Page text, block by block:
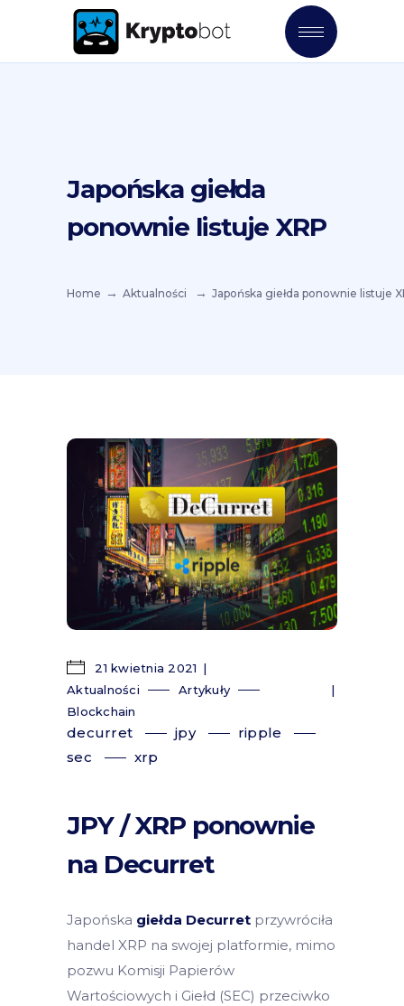
Japońska giełda
ponownie listuje XRP
Home Aktualności Japońska giełda ponownie listuje
21 kwietnia 2021
Aktualności
Artykuły
Blockchain
decurret jpy
ripple
sec
xrp
JPY / XRP ponownie
na Decurret
Japońska giełda Decurret przywróciła
handel XRP na swojej platformie, mimo
pozwu Komisji Papierów
Wartościowych i Giełd (SEC) przeciwko